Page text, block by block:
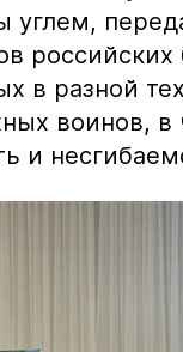
углем,
в разной
воинов, в
и